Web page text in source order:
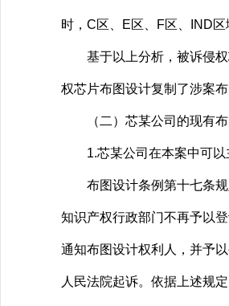
时，C区、E区、F区、IND
基于以上分析，被诉侵权
权芯片布图设计复制了涉案布
（二）芯某公司的现有布
1.芯某公司在本案中可以
布图设计条例第十七条规
知识产权行政部门不再予以
通知布图设计权利人，并予
人民法院起诉。依据上述规